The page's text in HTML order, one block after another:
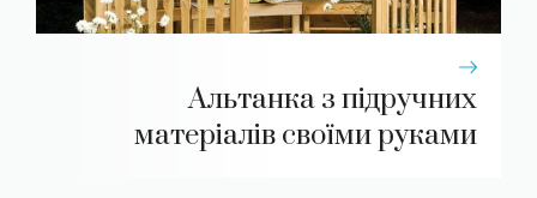
Альтанка з підручних
матеріалів своїми руками